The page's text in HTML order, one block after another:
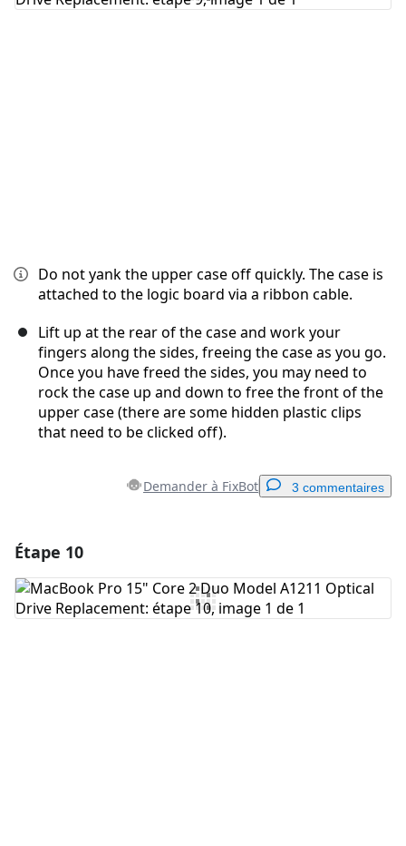
Do not yank the upper case off quickly. The case is
attached to the logic board via a ribbon cable.
Lift up at the rear of the case and work your
fingers along the sides, freeing the case as you go.
Once you have freed the sides, you may need to
rock the case up and down to free the front of the
upper case (there are some hidden plastic clips
that need to be clicked off).
Demander à FixBot 3 commentaires
Ajouter un commentaire
Étape 10